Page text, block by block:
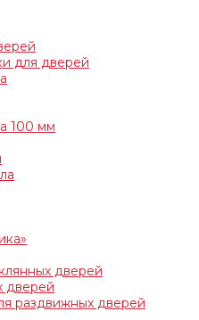
для дверей
100 мм
дверей
дверей
раздвижных дверей